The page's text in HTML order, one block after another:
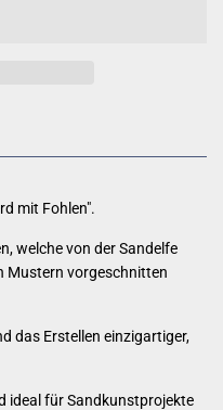
mit Fohlen".
welche von der Sandelfe
Mustern vorgeschnitten
das Erstellen einzigartiger,
ideal für Sandkunstprojekte